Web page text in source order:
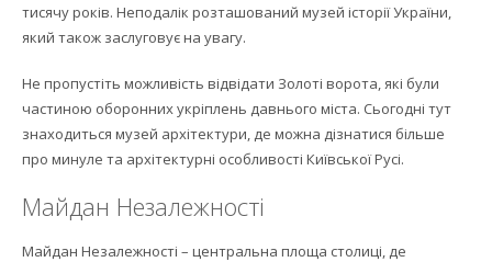
тисячу років. Неподалік розташований музей історії України,
який також заслуговує на увагу.
Не пропустіть можливість відвідати Золоті ворота, які були
частиною оборонних укріплень давнього міста. Сьогодні тут
знаходиться музей архітектури, де можна дізнатися більше
про минуле та архітектурні особливості Київської Русі.
Майдан Незалежності
Майдан Незалежності – центральна площа столиці, де